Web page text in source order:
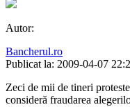
Autor:
Bancherul.ro
Publicat la: 2009-04-07
Zeci de mii de tineri
consideră fraudarea